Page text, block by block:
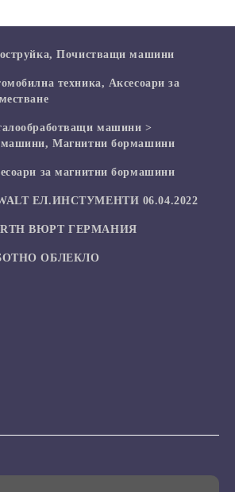
Почистващи машини
техника, Аксесоари за
машини >
Магнитни бормашини
за магнитни бормашини
ЕЛ.ИНСТУМЕНТИ 06.04.2022
ВЮРТ ГЕРМАНИЯ
ОБЛЕКЛО